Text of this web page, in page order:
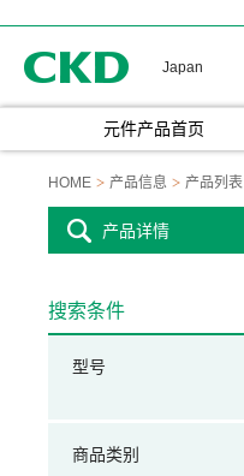
Japan
元件产品首页
HOME 产品信息 产品列表
产品详情
搜索条件
型号
商品类别